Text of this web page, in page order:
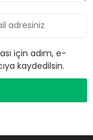
için adım, e-
kaydedilsin.